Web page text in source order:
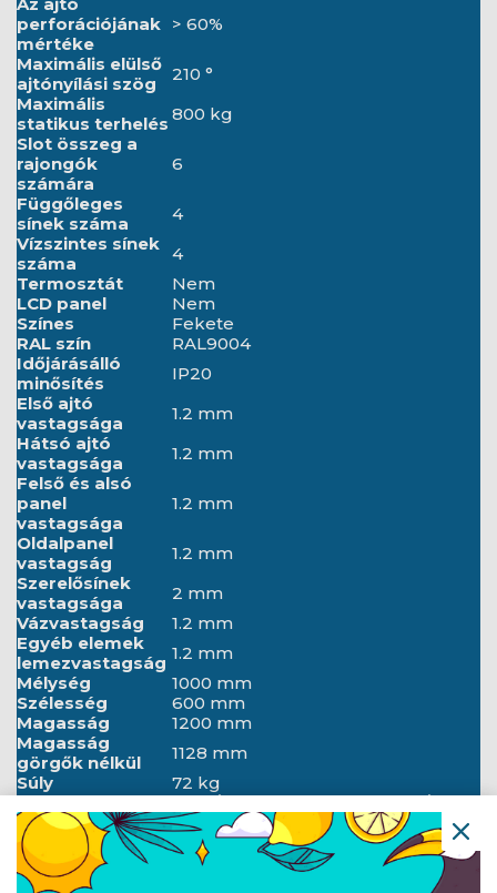
Az ajtó
perforációjának
mértéke
> 60%
Maximális elülső
ajtónyílási szög
210 °
Maximális
statikus terhelés 800 kg
Slot összeg a
rajongók
számára
6
Függőleges
sínek száma
4
Vízszintes sínek
száma
4
Termosztát
Nem
LCD panel
Nem
Színes
Fekete
RAL szín
RAL9004
Időjárásálló
minősítés
IP20
Első ajtó
vastagsága
1.2 mm
Hátsó ajtó
vastagsága
1.2 mm
Felső és alsó
panel
vastagsága
1.2 mm
Oldalpanel
vastagság
1.2 mm
Szerelősínek
vastagsága
2 mm
Vázvastagság
1.2 mm
Egyéb elemek
lemezvastagság 1.2 mm
Mélység
1000 mm
Szélesség
600 mm
Magasság
1200 mm
Magasság
görgők nélkül
1128 mm
Súly
72 kg
Standard
RÉSZ, DIN 41494/7. RÉSZ, ETSI,
IEC297-2:1982
Földelés
részletei
Első ajtó, Hátsó ajtó, Keret